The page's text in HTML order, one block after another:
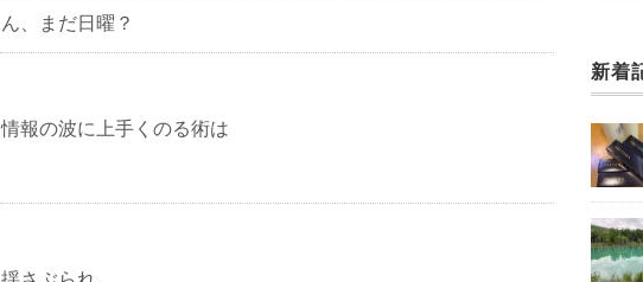
ん、まだ日曜？
情報の波に上手くのる術は
新着